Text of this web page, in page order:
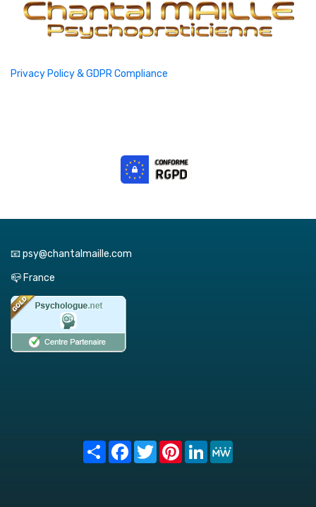
Privacy Policy & GDPR Compliance
📧 psy@chantalmaille.com
📪 France
Share FacebookTwitterPinterest
LinkedIn